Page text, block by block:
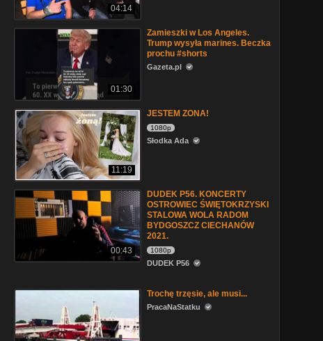
04:14
01:30
Zamieszki w Los Angeles.
Trump wysyła marines. Beczka
prochu #shorts
Gazeta.pl
11:19
JESTEM ZONA!
1080p
Słodka Ada
00:43
DUDEK P56. KONCERTY
OSTROWIEC ŚWIĘTOKRZYSKI
STALOWA WOLA RADOM
BYDGOSZCZ CIECHANÓW
2021.
1080p
DUDEK P56
Trochę trzęsie, ale musi...
PracaNaStatku